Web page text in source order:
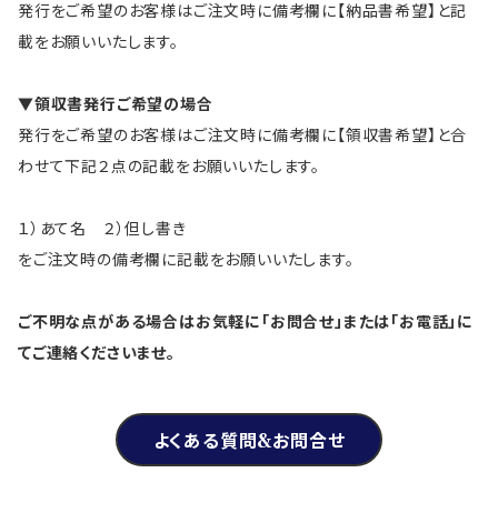
発行をご希望のお客様はご注文時に備考欄に【納品書希望】と記
載をお願いいたします。
▼領収書発行ご希望の場合
発行をご希望のお客様はご注文時に備考欄に【領収書希望】と合
わせて下記２点の記載をお願いいたします。
１）あて名 ２）但し書き
をご注文時の備考欄に記載をお願いいたします。
ご不明な点がある場合はお気軽に「お問合せ」または「お電話」に
てご連絡くださいませ。
よくある質問&お問合せ